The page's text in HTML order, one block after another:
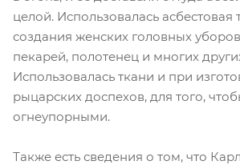
целой. Использовалась асбестовая
создания женских головных
пекарей, полотенец и многих
Использовалась ткани и при
рыцарских доспехов, для того,
огнеупорными.
Также есть сведения о том, что